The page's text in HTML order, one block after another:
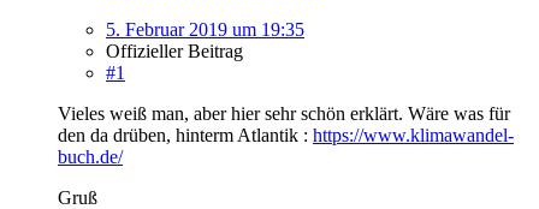
5. Februar 2019 um 19:35
Offizieller Beitrag
#1
Vieles weiß man, aber hier sehr schön erklärt. Wäre was für
den da drüben, hinterm Atlantik : https://www.klimawandel-
buch.de/
Gruß